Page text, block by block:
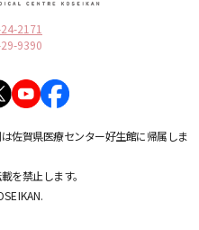
2171
9390
佐賀県医療センター好生館に帰属しま
を禁止します。